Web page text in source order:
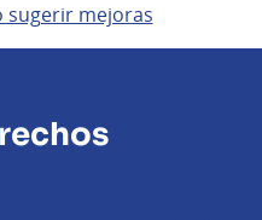
sugerir mejoras